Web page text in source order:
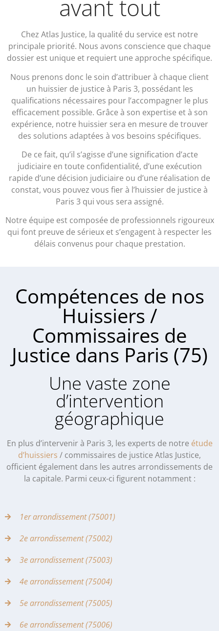
avant tout
Chez Atlas Justice, la qualité du service est notre
principale priorité. Nous avons conscience que chaque
dossier est unique et requiert une approche spécifique.
Nous prenons donc le soin d’attribuer à chaque client
un huissier de justice à Paris 3, possédant les
qualifications nécessaires pour l’accompagner le plus
efficacement possible. Grâce à son expertise et à son
expérience, notre huissier sera en mesure de trouver
des solutions adaptées à vos besoins spécifiques.
De ce fait, qu’il s’agisse d’une signification d’acte
judiciaire en toute confidentialité, d’une exécution
rapide d’une décision judiciaire ou d’une réalisation de
constat, vous pouvez vous fier à l’huissier de justice à
Paris 3 qui vous sera assigné.
Notre équipe est composée de professionnels rigoureux
qui font preuve de sérieux et s’engagent à respecter les
délais convenus pour chaque prestation.
Compétences de nos
Huissiers /
Commissaires de
Justice dans Paris (75)
Une vaste zone
d’intervention
géographique
En plus d’intervenir à Paris 3, les experts de notre étude
d’huissiers / commissaires de justice Atlas Justice,
officient également dans les autres arrondissements de
la capitale. Parmi ceux-ci figurent notamment :
1er arrondissement (75001)
2e arrondissement (75002)
3e arrondissement (75003)
4e arrondissement (75004)
5e arrondissement (75005)
6e arrondissement (75006)